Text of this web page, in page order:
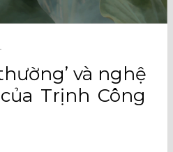
và nghệ
Trịnh Công